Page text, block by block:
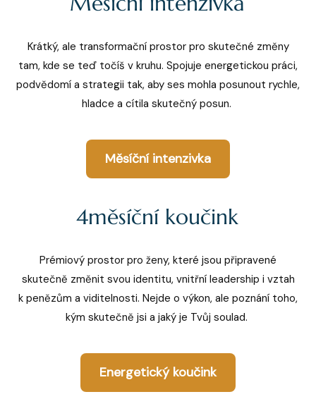
Krátký, ale transformační prostor pro skutečné změny
tam, kde se teď točíš v kruhu. Spojuje energetickou práci,
podvědomí a strategii tak, aby ses mohla posunout rychle,
hladce a cítila skutečný posun.
Měsíční intenzivka
4měsíční koučink
Prémiový prostor pro ženy, které jsou připravené
skutečně změnit svou identitu, vnitřní leadership i vztah
k penězům a viditelnosti. Nejde o výkon, ale poznání toho,
kým skutečně jsi a jaký je Tvůj soulad.
Energetický koučink